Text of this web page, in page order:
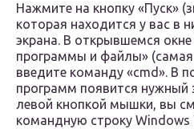
Нажмите на кнопку «Пуск»
которая находится у вас в
экрана. В открывшемся окне
программы и файлы»
введите команду «cmd». В
программ появится нужный
левой кнопкой мышки, вы
командную строку Windows